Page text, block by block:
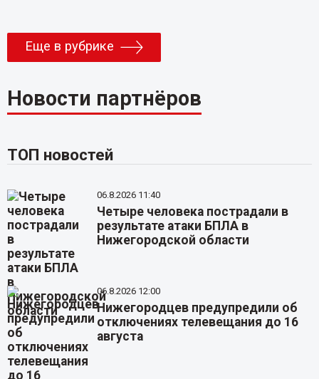
Еще в рубрике
Новости партнёров
ТОП новостей
06.8.2026 11:40
Четыре человека пострадали в
результате атаки БПЛА в
Нижегородской области
06.8.2026 12:00
Нижегородцев предупредили об
отключениях телевещания до 16
августа